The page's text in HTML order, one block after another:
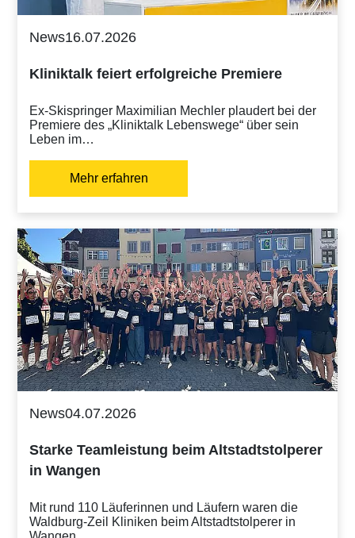
News16.07.2026
Kliniktalk feiert erfolgreiche Premiere
Ex-Skispringer Maximilian Mechler plaudert bei der
Premiere des „Kliniktalk Lebenswege“ über sein
Leben im…
Mehr erfahren
News04.07.2026
Starke Teamleistung beim Altstadtstolperer
in Wangen
Mit rund 110 Läuferinnen und Läufern waren die
Waldburg-Zeil Kliniken beim Altstadtstolperer in